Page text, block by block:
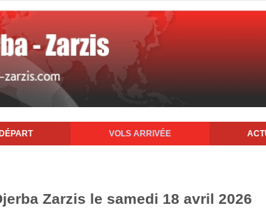
VOLS ARRIVÉE
Zarzis le samedi 18 avril 2026